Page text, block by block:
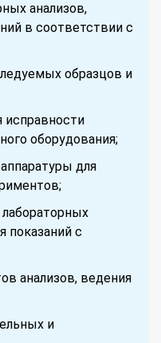
анализов,
в соответствии с
образцов и
исправности
оборудования;
для
показаний с
анализов, ведения
и